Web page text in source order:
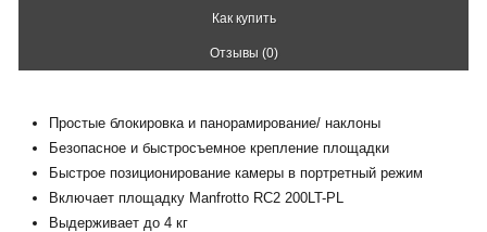
Как купить
Отзывы (0)
Простые блокировка и панорамирование/ наклоны
Безопасное и быстросъемное крепление площадки
Быстрое позиционирование камеры в портретный режим
Включает площадку Manfrotto RC2 200LT-PL
Выдерживает до 4 кг